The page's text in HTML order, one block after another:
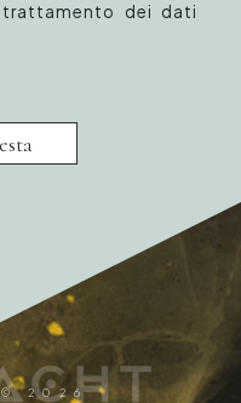
dei dati
© 2026